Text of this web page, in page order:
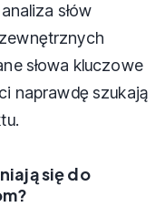
słów
słowa kluczowe
naprawdę szukają
się do